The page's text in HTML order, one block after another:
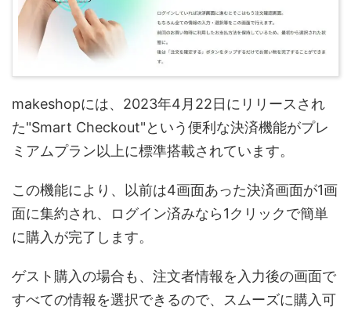
makeshopには、2023年4月22日にリリースされ
た"Smart Checkout"という便利な決済機能がプレ
ミアムプラン以上に標準搭載されています。
この機能により、以前は4画面あった決済画面が1画
面に集約され、ログイン済みなら1クリックで簡単
に購入が完了します。
ゲスト購入の場合も、注文者情報を入力後の画面で
すべての情報を選択できるので、スムーズに購入可